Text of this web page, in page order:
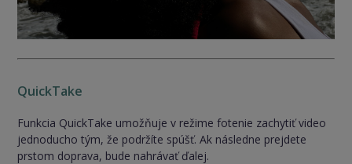
QuickTake
Funkcia QuickTake umožňuje v režime fotenie zachytiť video
jednoducho tým, že podržíte spúšť. Ak následne prejdete
prstom doprava, bude nahrávať ďalej.